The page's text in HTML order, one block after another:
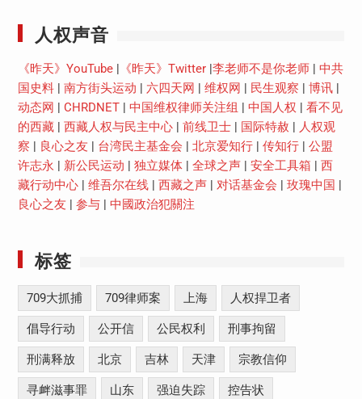
人权声音
《昨天》YouTube| 《昨天》Twitter| 李老师不是你老师| 中共
国史料| 南方街头运动 六四天网 维权网 民生观察 博讯|
动态网
CHRDNET| 中国维权律师关注组 中国人权
看不见
的西藏| 西藏人权与民主中心| 前线卫士| 国际特赦
人权观
察
良心之友 台湾民主基金会 北京爱知行| 传知行| 公盟
许志永
新公民运动 独立媒体| 全球之声| 安全工具箱
西
藏行动中心| 维吾尔在线| 西藏之声| 对话基金会 玫瑰中国
良心之友
参与| 中國政治犯關注
标签
709大抓捕 709律师案 上海 人权捍卫者
倡导行动 公开信 公民权利 刑事拘留
刑满释放 北京 吉林 天津 宗教信仰
寻衅滋事罪 山东 强迫失踪 控告状